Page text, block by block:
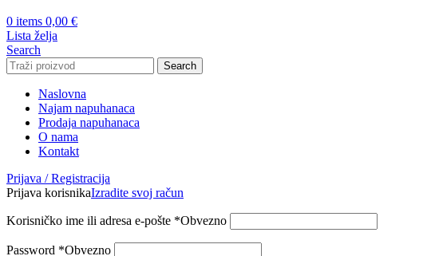
0 items 0,00 €
Lista želja
Search
Search
Naslovna
Najam napuhanaca
Prodaja napuhanaca
O nama
Kontakt
Prijava / Registracija
Prijava korisnikaIzradite svoj račun
Korisničko ime ili adresa e-pošte *Obvezno
Password *Obvezno